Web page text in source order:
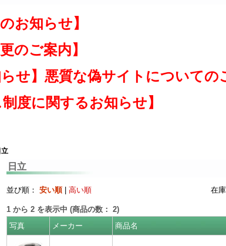
お知らせ】
のご案内】
らせ】悪質な偽サイトについての
度に関するお知らせ】
立
日立
並び順： 安い順| 高い順 在庫状況
1 から 2 を表示中 (商品の数： 2)
写真
メーカー 商品名